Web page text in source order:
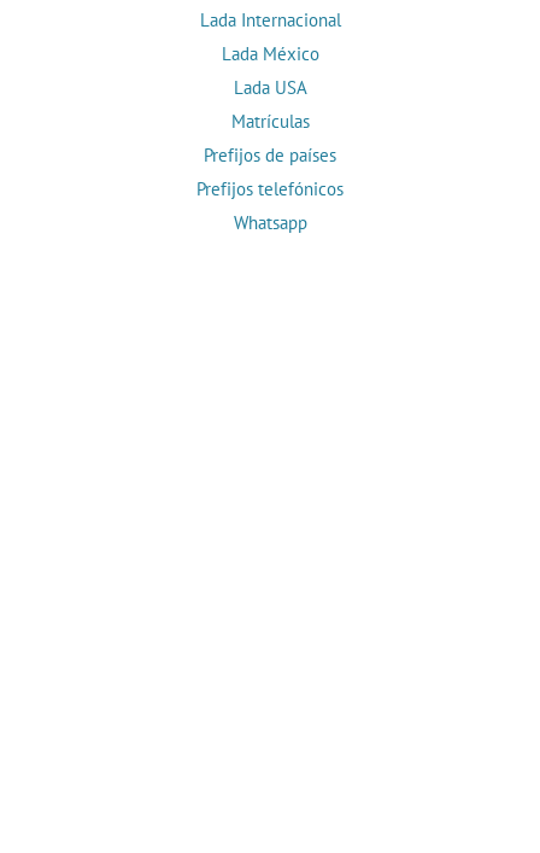
Lada Internacional
Lada México
Lada USA
Matrículas
Prefijos de países
Prefijos telefónicos
Whatsapp